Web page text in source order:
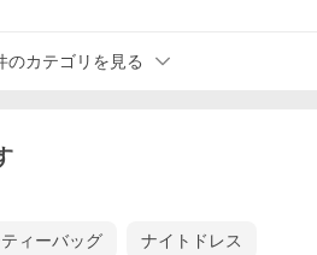
：
のカテゴリを見る
ィーバッグ ナイトドレス